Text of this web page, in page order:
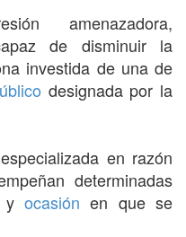
amenazadora,
de disminuir la
investida de una de
designada por la
especializada en razón
determinadas
y ocasión en que se